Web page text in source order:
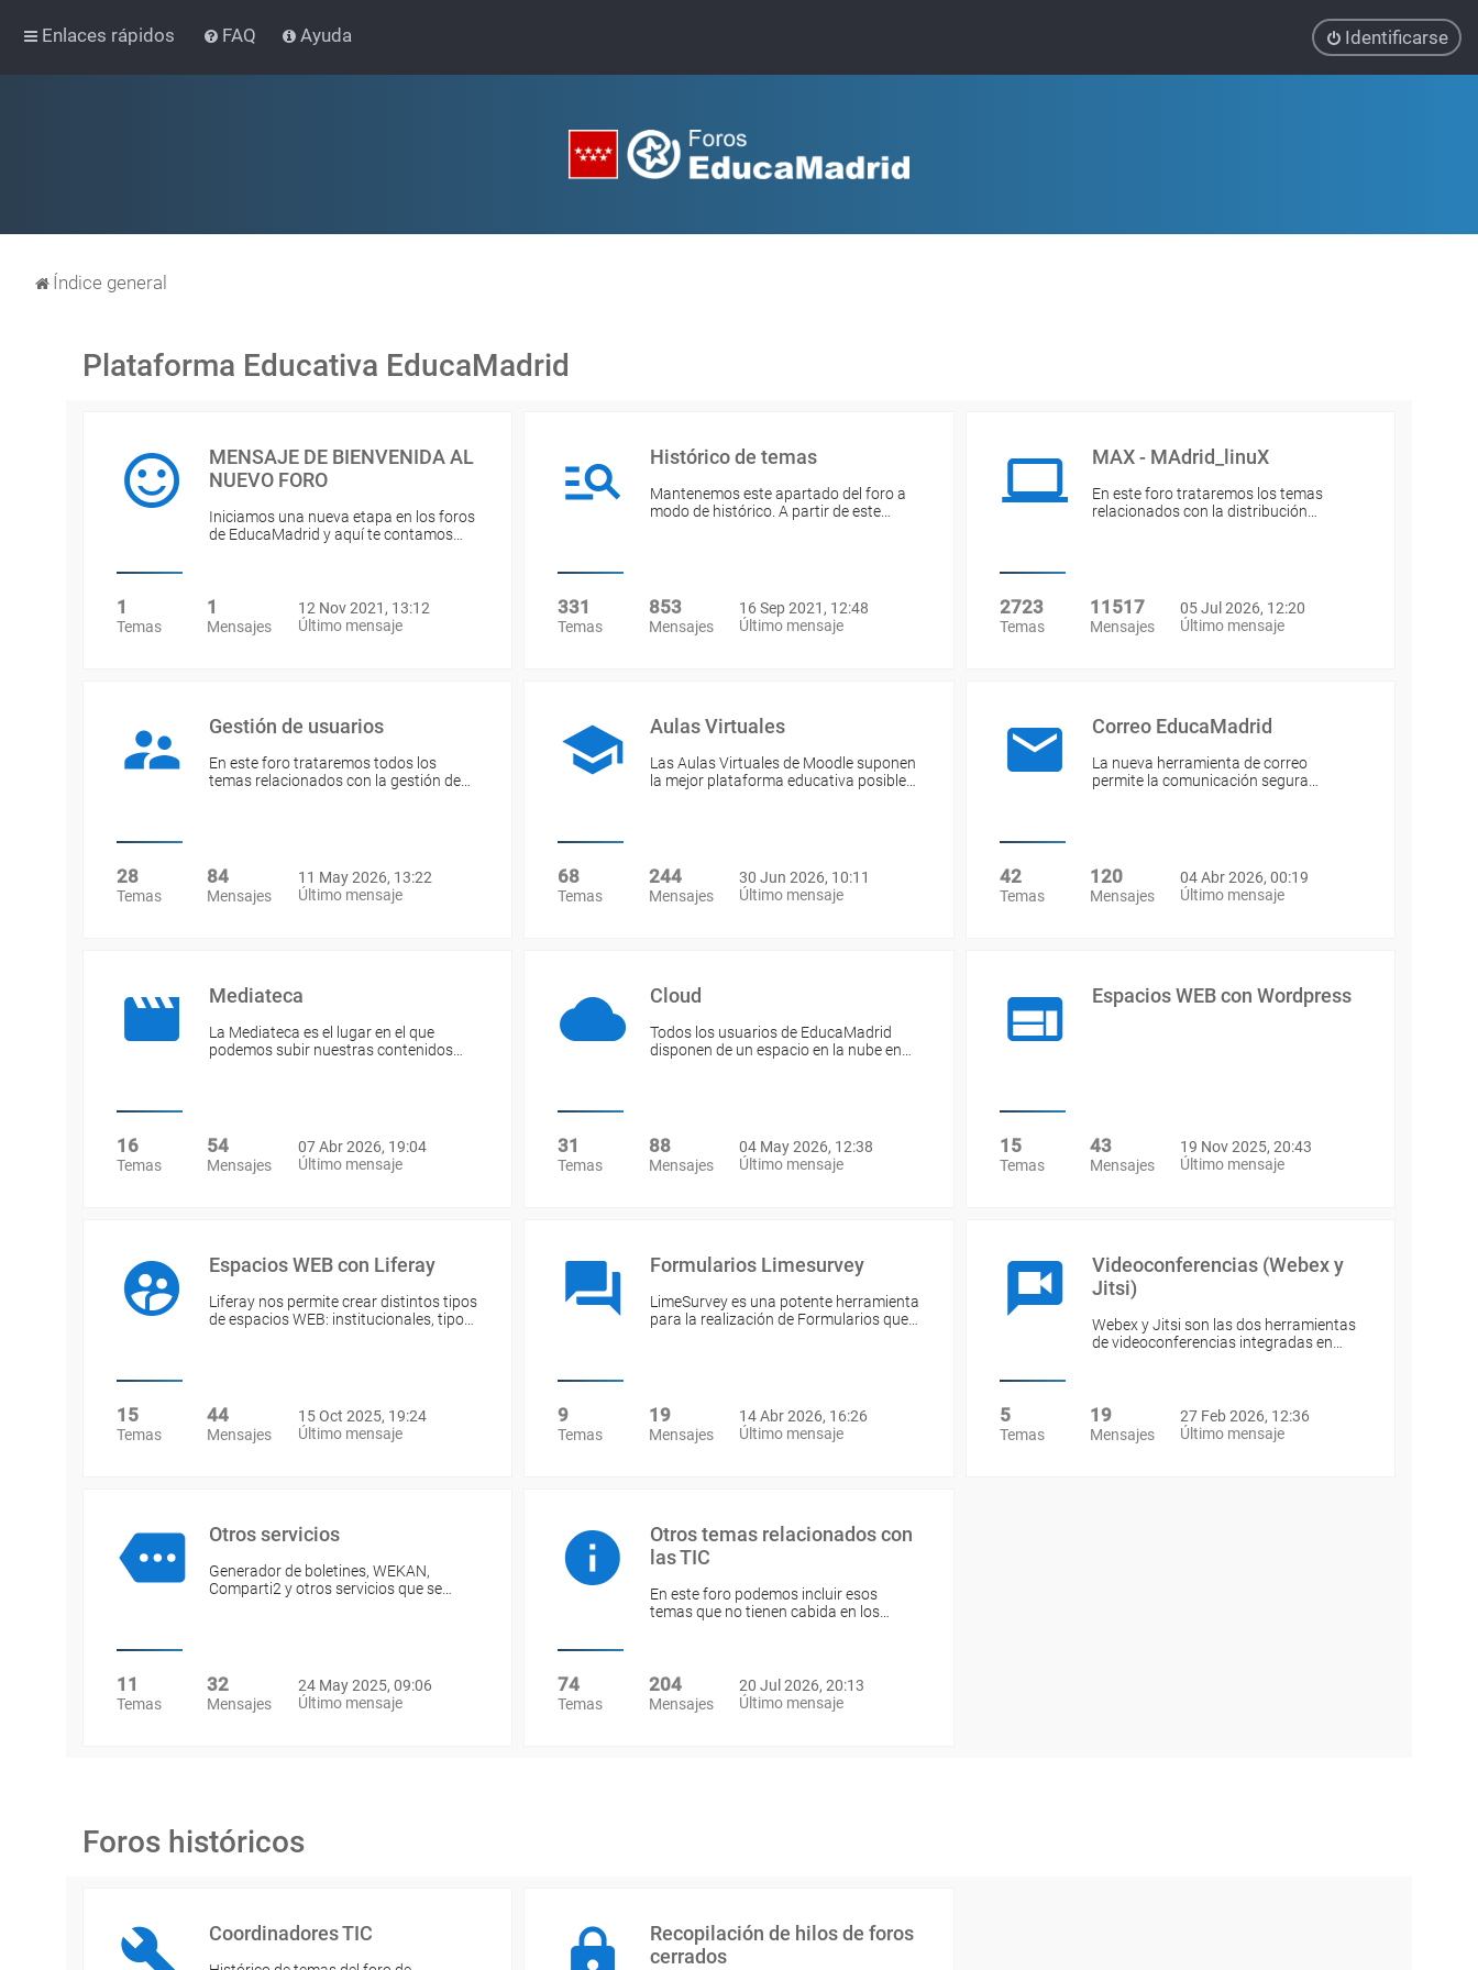
Enlaces rápidos FAQ Ayuda Identificarse
Índice general
Plataforma Educativa EducaMadrid
MENSAJE DE BIENVENIDA AL
NUEVO FORO
Iniciamos una nueva etapa en los foros
de EducaMadrid y aquí te contamos…
1
Temas
1
Mensajes
12 Nov 2021, 13:12
Último mensaje
Histórico de temas
Mantenemos este apartado del foro a
modo de histórico. A partir de este…
331
Temas
853
Mensajes
16 Sep 2021, 12:48
Último mensaje
MAX - MAdrid_linuX
En este foro trataremos los temas
relacionados con la distribución…
2723
Temas
11517
Mensajes
05 Jul 2026, 12:20
Último mensaje
Gestión de usuarios
En este foro trataremos todos los
temas relacionados con la gestión de…
28
Temas
84
Mensajes
11 May 2026, 13:22
Último mensaje
Aulas Virtuales
Las Aulas Virtuales de Moodle suponen
la mejor plataforma educativa posible…
68
Temas
244
Mensajes
30 Jun 2026, 10:11
Último mensaje
Correo EducaMadrid
La nueva herramienta de correo
permite la comunicación segura…
42
Temas
120
Mensajes
04 Abr 2026, 00:19
Último mensaje
Mediateca
La Mediateca es el lugar en el que
podemos subir nuestras contenidos…
16
Temas
54
Mensajes
07 Abr 2026, 19:04
Último mensaje
Cloud
Todos los usuarios de EducaMadrid
disponen de un espacio en la nube en…
31
Temas
88
Mensajes
04 May 2026, 12:38
Último mensaje
Espacios WEB con Wordpress
15
Temas
43
Mensajes
19 Nov 2025, 20:43
Último mensaje
Espacios WEB con Liferay
Liferay nos permite crear distintos tipos
de espacios WEB: institucionales, tipo…
15
Temas
44
Mensajes
15 Oct 2025, 19:24
Último mensaje
Formularios Limesurvey
LimeSurvey es una potente herramienta
para la realización de Formularios que…
9
Temas
19
Mensajes
14 Abr 2026, 16:26
Último mensaje
Videoconferencias (Webex y
Jitsi)
Webex y Jitsi son las dos herramientas
de videoconferencias integradas en…
5
Temas
19
Mensajes
27 Feb 2026, 12:36
Último mensaje
Otros servicios
Generador de boletines, WEKAN,
Comparti2 y otros servicios que se…
11
Temas
32
Mensajes
24 May 2025, 09:06
Último mensaje
Otros temas relacionados con
las TIC
En este foro podemos incluir esos
temas que no tienen cabida en los…
74
Temas
204
Mensajes
20 Jul 2026, 20:13
Último mensaje
Foros históricos
Coordinadores TIC
Recopilación de hilos de foros
cerrados